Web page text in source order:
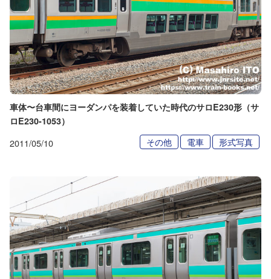
車体〜台車間にヨーダンパを装着していた時代のサロE230形（サ
ロE230-1053）
2011/05/10 その他 電車 形式写真